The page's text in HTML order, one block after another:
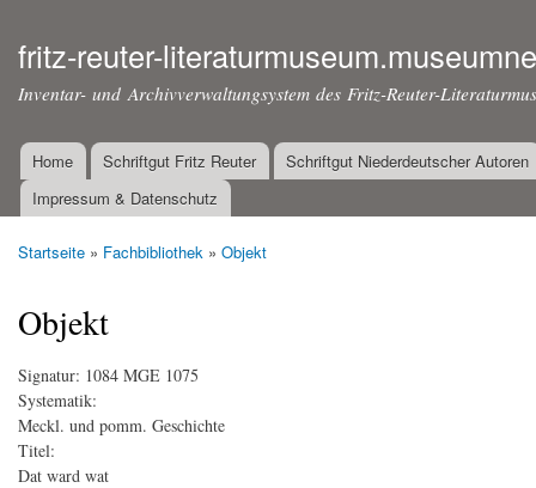
fritz-reuter-
Inventar- und Archivverwaltungsystem des Fritz-Reuter-
Hauptmenü
Home Schriftgut Fritz Reuter
Schriftgut Niederdeutscher Autoren
Impressum & Datenschutz
Startseite » Fachbibliothek » Objekt
Objekt
Signatur: 1084 MGE 1075
Systematik:
Meckl. und pomm. Geschichte
Titel:
Dat ward wat